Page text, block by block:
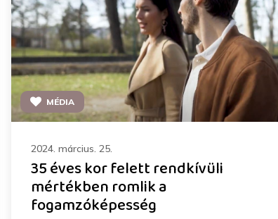
MÉDIA
2024. március. 25.
35 éves kor felett rendkívüli
mértékben romlik a
fogamzóképesség